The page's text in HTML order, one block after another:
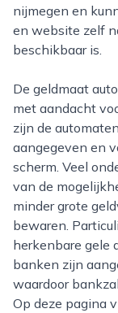
nijmegen en
en website zelf
beschikbaar is.
De geldmaat automaten in nijmegen zijn ontworpen
met aandacht
zijn de
aangegeven en
scherm. Veel
van de
minder grote
bewaren.
herkenbare gele
banken zijn
waardoor
Op deze pagina